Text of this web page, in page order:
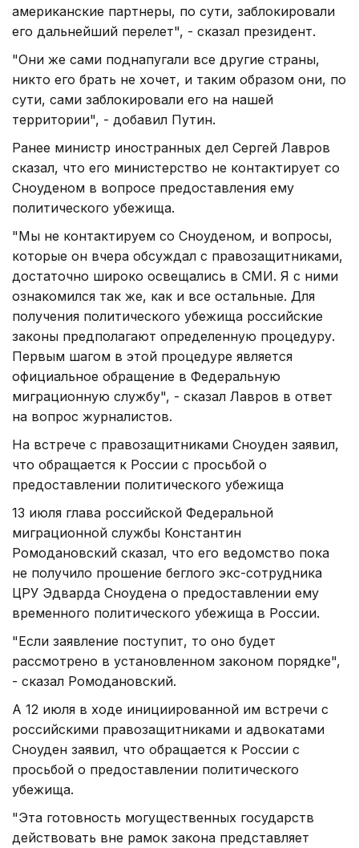
американские партнеры, по сути, заблокировали
его дальнейший перелет", - сказал президент.
"Они же сами поднапугали все другие страны,
никто его брать не хочет, и таким образом они, по
сути, сами заблокировали его на нашей
территории", - добавил Путин.
Ранее министр иностранных дел Сергей Лавров
сказал, что его министерство не контактирует со
Сноуденом в вопросе предоставления ему
политического убежища.
"Мы не контактируем со Сноуденом, и вопросы,
которые он вчера обсуждал с правозащитниками,
достаточно широко освещались в СМИ. Я с ними
ознакомился так же, как и все остальные. Для
получения политического убежища российские
законы предполагают определенную процедуру.
Первым шагом в этой процедуре является
официальное обращение в Федеральную
миграционную службу", - сказал Лавров в ответ
на вопрос журналистов.
На встрече с правозащитниками Сноуден заявил,
что обращается к России с просьбой о
предоставлении политического убежища
13 июля глава российской Федеральной
миграционной службы Константин
Ромодановский сказал, что его ведомство пока
не получило прошение беглого экс-сотрудника
ЦРУ Эдварда Сноудена о предоставлении ему
временного политического убежища в России.
"Если заявление поступит, то оно будет
рассмотрено в установленном законом порядке",
- сказал Ромодановский.
А 12 июля в ходе инициированной им встречи с
российскими правозащитниками и адвокатами
Сноуден заявил, что обращается к России с
просьбой о предоставлении политического
убежища.
"Эта готовность могущественных государств
действовать вне рамок закона представляет